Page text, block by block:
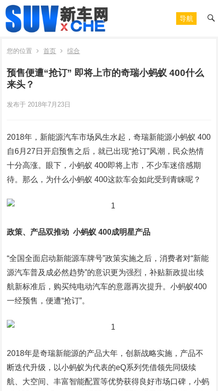
导航
您的位置 首页 综合
预售便遭“抢订” 即将上市的奇瑞小蚂蚁 400什么
来头？
发布于 2018年7月23日
2018年，新能源汽车市场风生水起，奇瑞新能源小蚂蚁 400
自6月27日开启预售之后，就已出现“抢订”风潮，民众热情
十分高涨。眼下，小蚂蚁 400即将上市，不少车迷倍感期
待。那么，为什么小蚂蚁 400这款车会如此受到青睐呢？
政策、产品双推动 小蚂蚁 400成明星产品
“全国全面启动新能源车牌号”政策实施之后，消费者对“新能
源汽车普及成必然趋势”的意识更为强烈，补贴新政提出续
航新标准后，购买纯电动汽车的意愿再次提升。小蚂蚁400
一经预售，便遭“抢订”。
2018年是奇瑞新能源的产品大年，创新战略实施，产品不
断迭代升级，以小蚂蚁为代表的eQ系列凭借领先同级续
航、大空间、丰富智能配置等优势获得良好市场口碑，小蚂